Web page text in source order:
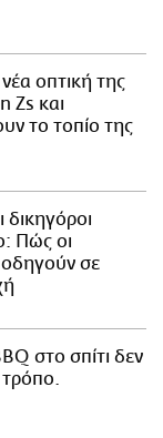
οπτική της
Zs και
το τοπίο της
δικηγόροι
Πώς οι
σε
στο σπίτι δεν